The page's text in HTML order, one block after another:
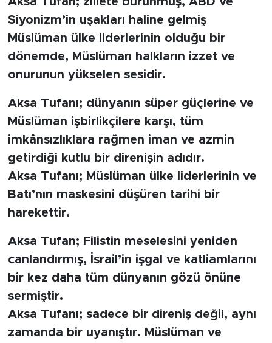
Siyonizm’in uşakları haline gelmiş
Müslüman ülke liderlerinin olduğu bir
dönemde, Müslüman halkların izzet ve
onurunun yükselen sesidir.
Aksa Tufanı; dünyanın süper güçlerine ve
Müslüman işbirlikçilere karşı, tüm
imkânsızlıklara rağmen iman ve azmin
getirdiği kutlu bir direnişin adıdır.
Aksa Tufanı; Müslüman ülke liderlerinin ve
Batı’nın maskesini düşüren tarihi bir
harekettir.
Aksa Tufan; Filistin meselesini yeniden
canlandırmış, İsrail’in işgal ve katliamlarını
bir kez daha tüm dünyanın gözü önüne
sermiştir.
Aksa Tufanı; sadece bir direniş değil, aynı
zamanda bir uyanıştır. Müslüman ve
POLİTİKA
EKONOMİ
SPOR
KÜLTÜR SANAT
YAŞAM
TARİHTEN GÜNÜMÜZE
TARİH
SAĞLIK
SİYASET
MEDYA KÖŞESİ